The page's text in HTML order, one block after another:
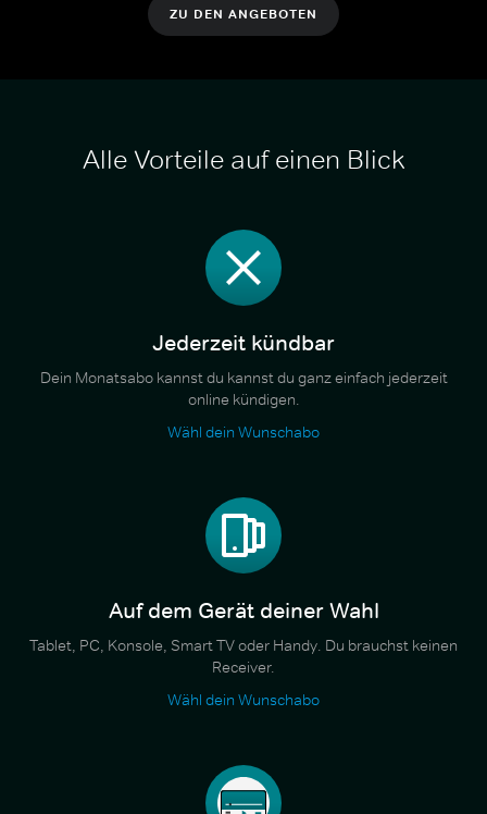
ZU DEN ANGEBOTEN
Alle Vorteile auf einen Blick
Jederzeit kündbar
Dein Monatsabo kannst du kannst du ganz einfach jederzeit
online kündigen.
Wähl dein Wunschabo
Auf dem Gerät deiner Wahl
Tablet, PC, Konsole, Smart TV oder Handy. Du brauchst keinen
Receiver.
Wähl dein Wunschabo